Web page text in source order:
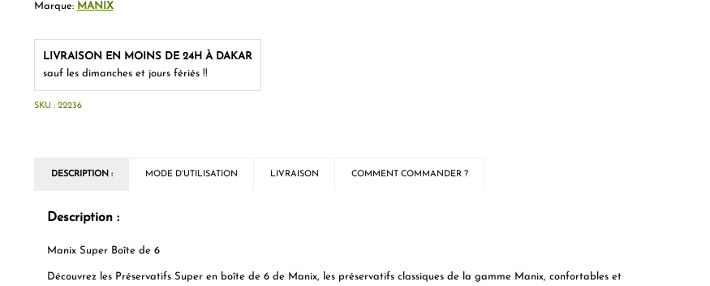
Marque: MANIX
LIVRAISON EN MOINS DE 24H À DAKAR
sauf les dimanches et jours fériés !!
SKU : 22236
DESCRIPTION : MODE D'UTILISATION LIVRAISON COMMENT COMMANDER ?
Description :
Manix Super Boîte de 6
Découvrez les Préservatifs Super en boîte de 6 de Manix, les préservatifs classiques de la gamme Manix, confortables et